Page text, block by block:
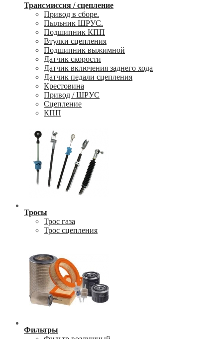
Трансмиссия / сцепление
Привод в сборе.
Пыльник ШРУС.
Подшипник КПП
Втулки сцепления
Подшипник выжимной
Датчик скорости
Датчик включения заднего хода
Датчик педали сцепления
Крестовина
Привод / ШРУС
Сцепление
КПП
Тросы
Трос газа
Трос сцепления
Фильтры